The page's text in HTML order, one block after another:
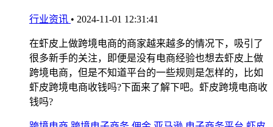
行业资讯 • 2024-11-01 12:31:41
在虾皮上做跨境电商的商家越来越多的情况下，吸引了
很多新手的关注，即便是没有电商经验也想去虾皮上做
跨境电商，但是不知道平台的一些规则是怎样的，比如
虾皮跨境电商收钱吗?下面来了解下吧。虾皮跨境电商收
钱吗?